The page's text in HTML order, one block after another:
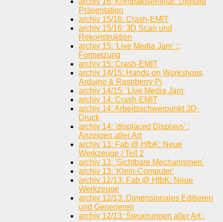
Präsentation
archiv 15/16: Crash-EMIT
archiv 15/16: 3D Scan und
Rekonstruktion
archiv 15: 'Live Media Jam' ::
Fortsetzung
archiv 15: Crash-EMIT
archiv 14/15: Hands-on Workshops
Arduino & Raspberry Pi
archiv 14/15: 'Live Media Jam'
archiv 14: Crash-EMIT
archiv 14: Arbeitsschwerpunkt 3D-
Druck
archiv 14: 'displaced Displays' :
Anzeigen aller Art
archiv 13: Fab @ HfbK: Neue
Werkzeuge / Teil 2
archiv 13: 'Sichtbare Mechanismen'
archiv 13: 'Klein-Computer'
archiv 12/13: Fab @ HfbK: Neue
Werkzeuge
archiv 12/13: Dimensionales Editieren
und Generieren
archiv 12/13: Steuerungen aller Art :